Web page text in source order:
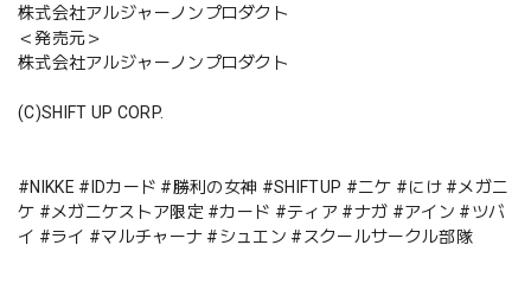
株式会社アルジャーノンプロダクト
＜発売元＞
株式会社アルジャーノンプロダクト
(C)SHIFT UP CORP.
#NIKKE #IDカード #勝利の女神 #SHIFTUP #ニケ #にけ #メガニ
ケ #メガニケストア限定 #カード #ティア #ナガ #アイン #ツバ
イ #ライ #マルチャーナ #シュエン #スクールサークル部隊